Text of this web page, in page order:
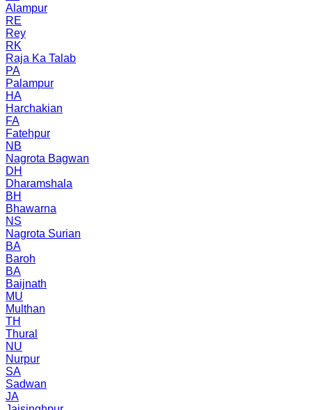
Alampur
RE
Rey
RK
Raja Ka Talab
PA
Palampur
HA
Harchakian
FA
Fatehpur
NB
Nagrota Bagwan
DH
Dharamshala
BH
Bhawarna
NS
Nagrota Surian
BA
Baroh
BA
Baijnath
MU
Multhan
TH
Thural
NU
Nurpur
SA
Sadwan
JA